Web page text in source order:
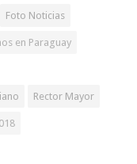
Foto Noticias
en Paraguay
Rector Mayor